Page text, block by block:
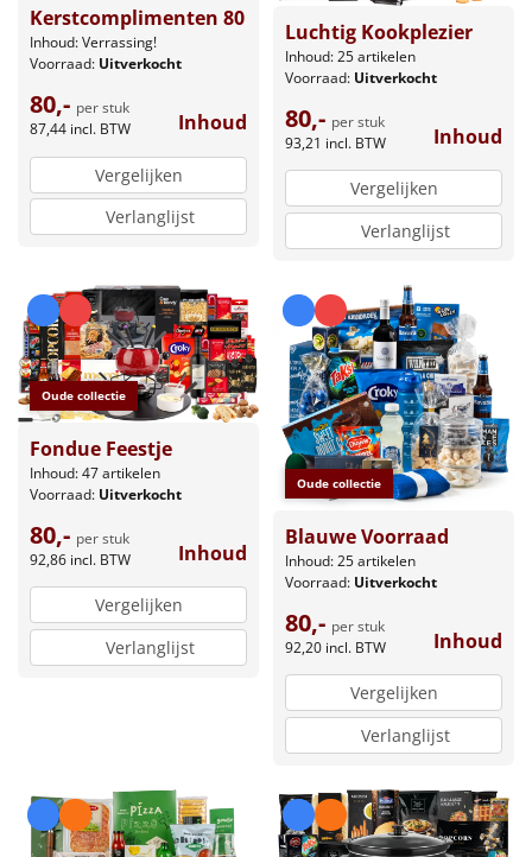
Kerstcomplimenten 80
Inhoud: Verrassing!
Voorraad: Uitverkocht
80,- per stuk
87,44 incl. BTW Inhoud
Vergelijken
Verlanglijst
Luchtig Kookplezier
Inhoud: 25 artikelen
Voorraad: Uitverkocht
80,- per stuk
93,21 incl. BTW Inhoud
Vergelijken
Verlanglijst
Oude collectie
Fondue Feestje
Inhoud: 47 artikelen
Voorraad: Uitverkocht
80,- per stuk
92,86 incl. BTW Inhoud
Vergelijken
Verlanglijst
Oude collectie
Blauwe Voorraad
Inhoud: 25 artikelen
Voorraad: Uitverkocht
80,- per stuk
92,20 incl. BTW Inhoud
Vergelijken
Verlanglijst